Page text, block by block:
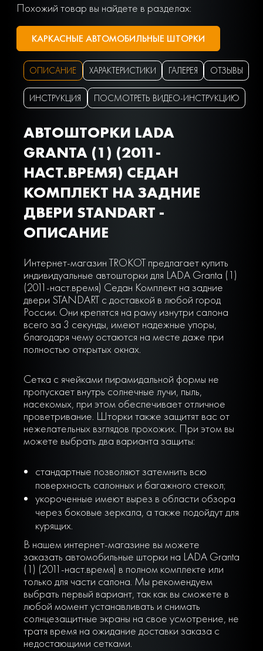
Похожий товар вы найдете в разделах:
КАРКАСНЫЕ АВТОМОБИЛЬНЫЕ ШТОРКИ
ОПИСАНИЕ ХАРАКТЕРИСТИКИ ГАЛЕРЕЯ ОТЗЫВЫ
ИНСТРУКЦИЯ ПОСМОТРЕТЬ ВИДЕО-ИНСТРУКЦИЮ
АВТОШТОРКИ LADA
GRANTA (1) (2011-
НАСТ.ВРЕМЯ) СЕДАН
КОМПЛЕКТ НА ЗАДНИЕ
ДВЕРИ STANDART -
ОПИСАНИЕ
Интернет-магазин TROKOT предлагает купить
индивидуальные автошторки для LADA Granta (1)
(2011-наст.время) Седан Комплект на задние
двери STANDART с доставкой в любой город
России. Они крепятся на раму изнутри салона
всего за 3 секунды, имеют надежные упоры,
благодаря чему остаются на месте даже при
полностью открытых окнах.
Сетка с ячейками пирамидальной формы не
пропускает внутрь солнечные лучи, пыль,
насекомых, при этом обеспечивает отличное
проветривание. Шторки также защитят вас от
нежелательных взглядов прохожих. При этом вы
можете выбрать два варианта защиты:
стандартные позволяют затемнить всю
поверхность салонных и багажного стекол;
укороченные имеют вырез в области обзора
через боковые зеркала, а также подойдут для
курящих.
В нашем интернет-магазине вы можете
заказать автомобильные шторки на LADA Granta
(1) (2011-наст.время) в полном комплекте или
только для части салона. Мы рекомендуем
выбрать первый вариант, так как вы сможете в
любой момент устанавливать и снимать
солнцезащитные экраны на свое усмотрение, не
тратя время на ожидание доставки заказа с
недостающими сетками.